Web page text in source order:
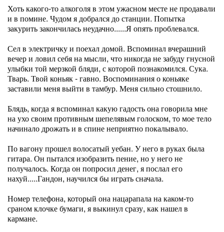
Хоть какого-то алкоголя в этом ужасном месте не продавали
и в помине. Чудом я добрался до станции. Попытка
закурить закончилась неудачно......Я опять проблевался.
Сел в электричку и поехал домой. Вспоминал вчерашний
вечер и ловил себя на мысли, что никогда не забуду гнусной
улыбки той мерзкой бляди, с которой познакомился. Сука.
Тварь. Твой коньяк - гавно. Воспоминания о коньяке
заставили меня выйти в тамбур. Меня сильно стошнило.
Блядь, когда я вспоминал какую гадость она говорила мне
на ухо своим противным шепелявым голоском, то мое тело
начинало дрожать и в спине неприятно покалывало.
По вагону прошел волосатый уебан. У него в руках была
гитара. Он пытался изобразить пение, но у него не
получалось. Когда он попросил денег, я послал его
нахуй.....Гандон, научился бы играть сначала.
Номер телефона, который она нацарапала на каком-то
сраном клочке бумаги, я выкинул сразу, как нашел в
кармане.